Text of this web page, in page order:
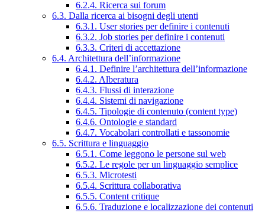
6.2.4. Ricerca sui forum
6.3. Dalla ricerca ai bisogni degli utenti
6.3.1. User stories per definire i contenuti
6.3.2. Job stories per definire i contenuti
6.3.3. Criteri di accettazione
6.4. Architettura dell’informazione
6.4.1. Definire l’architettura dell’informazione
6.4.2. Alberatura
6.4.3. Flussi di interazione
6.4.4. Sistemi di navigazione
6.4.5. Tipologie di contenuto (content type)
6.4.6. Ontologie e standard
6.4.7. Vocabolari controllati e tassonomie
6.5. Scrittura e linguaggio
6.5.1. Come leggono le persone sul web
6.5.2. Le regole per un linguaggio semplice
6.5.3. Microtesti
6.5.4. Scrittura collaborativa
6.5.5. Content critique
6.5.6. Traduzione e localizzazione dei contenuti